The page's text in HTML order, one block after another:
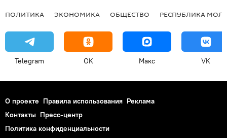
ПОЛИТИКА ЭКОНОМИКА ОБЩЕСТВО РЕСПУБЛИКА
Telegram OK Макс VK
О проекте Правила использования Реклама
Контакты Пресс-центр
Политика конфиденциальности